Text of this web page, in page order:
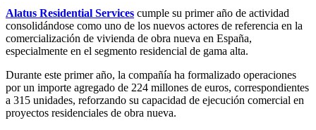
Alatus Residential Services cumple su primer año de actividad
consolidándose como uno de los nuevos actores de referencia en la
comercialización de vivienda de obra nueva en España,
especialmente en el segmento residencial de gama alta.
Durante este primer año, la compañía ha formalizado operaciones
por un importe agregado de 224 millones de euros, correspondientes
a 315 unidades, reforzando su capacidad de ejecución comercial en
proyectos residenciales de obra nueva.